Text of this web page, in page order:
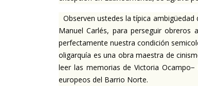
Observen ustedes la típica
Manuel Carlés, para perseguir
perfectamente nuestra condición
oligarquía es una obra maestra de
leer las memorias de Victoria
europeos del Barrio Norte.